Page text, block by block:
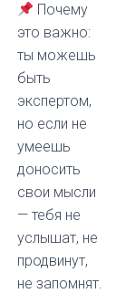
Почему
это важно:
ты можешь
быть
экспертом,
но если не
умеешь
доносить
свои мысли
— тебя не
услышат, не
продвинут,
не запомнят.